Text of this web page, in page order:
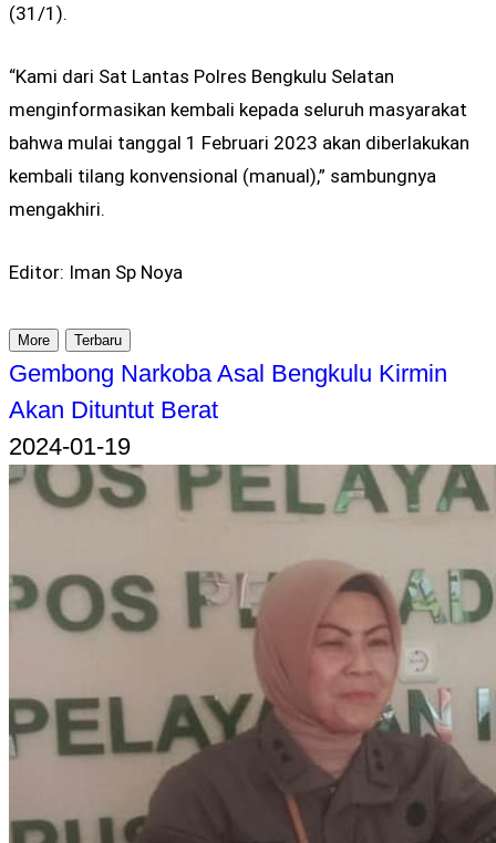
(31/1).
“Kami dari Sat Lantas Polres Bengkulu Selatan
menginformasikan kembali kepada seluruh masyarakat
bahwa mulai tanggal 1 Februari 2023 akan diberlakukan
kembali tilang konvensional (manual),” sambungnya
mengakhiri.
Editor: Iman Sp Noya
More Terbaru
Gembong Narkoba Asal Bengkulu Kirmin
Akan Dituntut Berat
2024-01-19